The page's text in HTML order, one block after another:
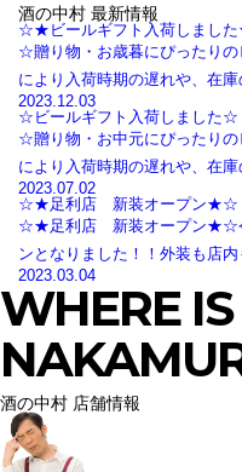
酒の中村 最新情報
☆★ビールギフト入荷しまし
☆贈り物・お歳暮にぴったり
により入荷時期の遅れや、在庫
2023.12.03
☆ビールギフト入荷しました☆
☆贈り物・お中元にぴったり
により入荷時期の遅れや、在庫
2023.07.02
☆★足利店 新装オープン★☆
☆★足利店 新装オープン★☆令
ンとなりました！！外装も店内
2023.03.04
WHERE IS
酒の中村 店舗情報